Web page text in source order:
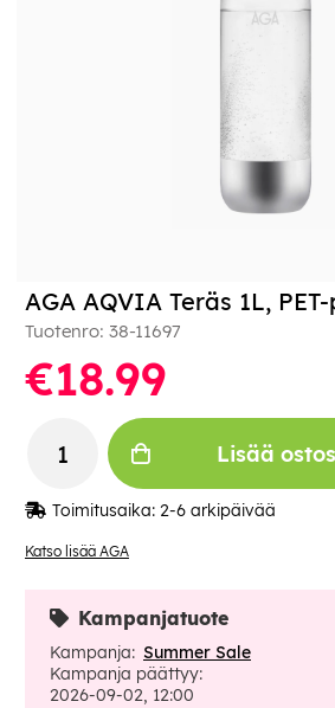
Katso lisää AGA
AGA AQVIA Teräs 1L,
Tuotenro: 38-11697
€18.99
Lisää
Toimitusaika: 2-6 arkipäivää
Kampanjatuote
Kampanja: Summer Sale
Kampanja päättyy:
2026-09-02, 12:00